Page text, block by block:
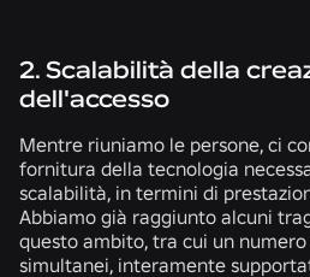
2. Scalabilità della
dell'accesso
Mentre riuniamo le persone, ci
fornitura della tecnologia
scalabilità, in termini di
Abbiamo già raggiunto alcuni
questo ambito, tra cui un
simultanei, interamente